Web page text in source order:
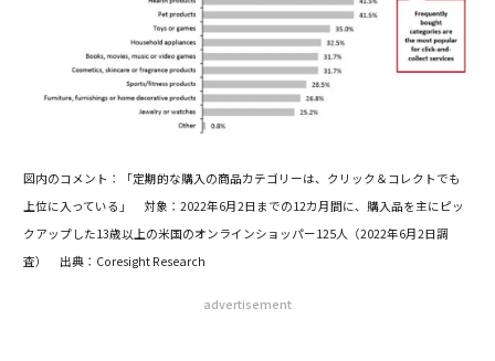
図内のコメント：「定期的な購入の商品カテゴリーは、クリック＆コレクトでも
上位に入っている」 対象：2022年6月2日までの12カ月間に、購入品を主にピッ
クアップした13歳以上の米国のオンラインショッパー125人（2022年6月2日調
査） 出典：Coresight Research
advertisement